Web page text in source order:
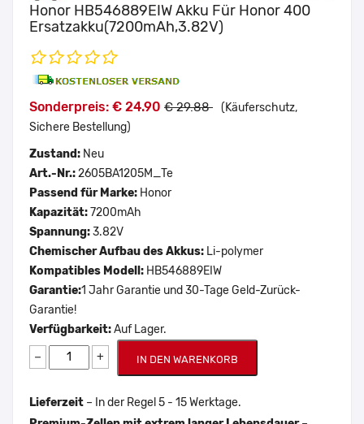
Honor HB546889EIW Akku Für Honor 400
Ersatzakku(7200mAh,3.82V)
Sonderpreis: € 24.90 € 29.88 (Käuferschutz,
Sichere Bestellung)
Zustand: Neu
Art.-Nr.:2605BA1205M_Te
Passend für Marke: Honor
Kapazität:7200mAh
Spannung:3.82V
Chemischer Aufbau des Akkus: Li-polymer
Kompatibles Modell: HB546889EIW
Garantie:1 Jahr Garantie und 30-Tage Geld-Zurück-
Garantie!
Verfügbarkeit:Auf Lager.
− + IN DEN WARENKORB
Lieferzeit – In der Regel 5 - 15 Werktage.